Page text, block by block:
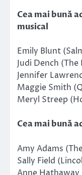
Cea mai bună
musical
Emily Blunt
Judi Dench
Jennifer
Maggie Smith
Meryl Streep
Cea mai bună
Amy Adams
Sally Field
Anne Hathaway